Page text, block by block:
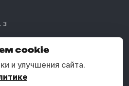
3
cookie
и улучшения сайта.